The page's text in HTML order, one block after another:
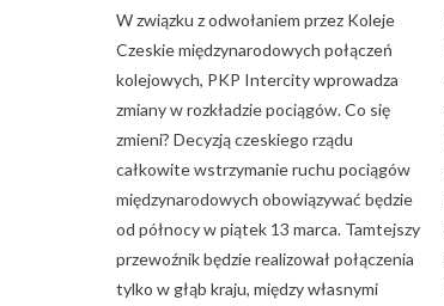
W związku z odwołaniem przez Koleje
Czeskie międzynarodowych połączeń
kolejowych, PKP Intercity wprowadza
zmiany w rozkładzie pociągów. Co się
zmieni? Decyzją czeskiego rządu
całkowite wstrzymanie ruchu pociągów
międzynarodowych obowiązywać będzie
od północy w piątek 13 marca. Tamtejszy
przewoźnik będzie realizował połączenia
tylko w głąb kraju, między własnymi